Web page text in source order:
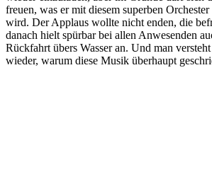
freuen, was er mit diesem superben
wird. Der Applaus wollte nicht enden, die
danach hielt spürbar bei allen Anwesenden
Rückfahrt übers Wasser an. Und man
wieder, warum diese Musik überhaupt